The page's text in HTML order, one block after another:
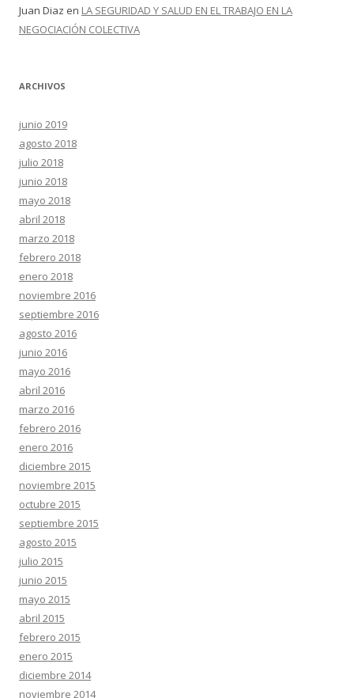
Juan Diaz en LA SEGURIDAD Y SALUD EN EL TRABAJO EN LA
NEGOCIACIÓN COLECTIVA
ARCHIVOS
junio 2019
agosto 2018
julio 2018
junio 2018
mayo 2018
abril 2018
marzo 2018
febrero 2018
enero 2018
noviembre 2016
septiembre 2016
agosto 2016
junio 2016
mayo 2016
abril 2016
marzo 2016
febrero 2016
enero 2016
diciembre 2015
noviembre 2015
octubre 2015
septiembre 2015
agosto 2015
julio 2015
junio 2015
mayo 2015
abril 2015
febrero 2015
enero 2015
diciembre 2014
noviembre 2014